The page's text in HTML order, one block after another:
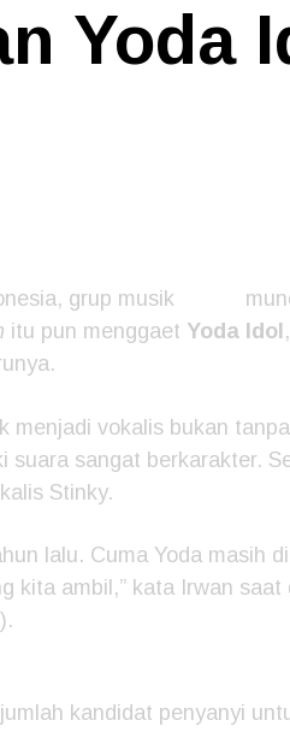
Yoda
grup musik
itu pun menggaet Yoda Idol
menjadi vokalis bukan
suara sangat berkarakter.
Stinky.
lalu. Cuma Yoda masih
kita ambil,” kata Irwan
kandidat penyanyi